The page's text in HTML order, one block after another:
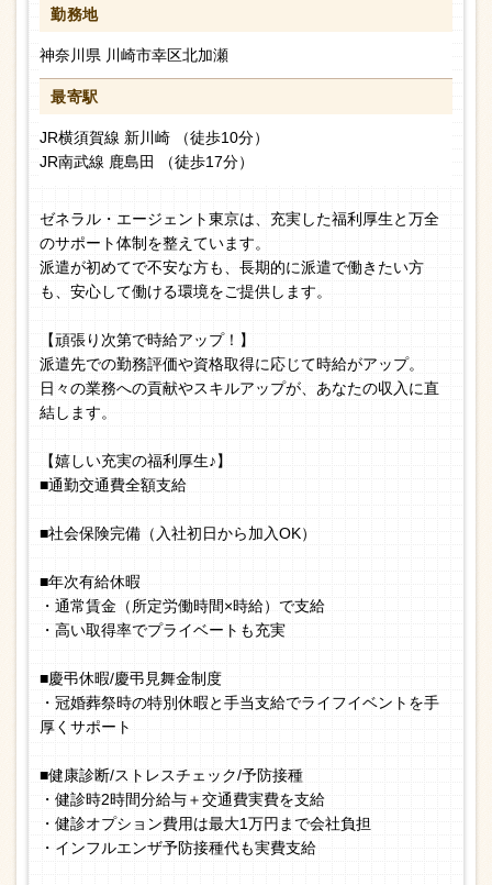
勤務地
神奈川県 川崎市幸区北加瀬
最寄駅
JR横須賀線 新川崎 （徒歩10分）
JR南武線 鹿島田 （徒歩17分）
ゼネラル・エージェント東京は、充実した福利厚生と万全
のサポート体制を整えています。
派遣が初めてで不安な方も、長期的に派遣で働きたい方
も、安心して働ける環境をご提供します。
【頑張り次第で時給アップ！】
派遣先での勤務評価や資格取得に応じて時給がアップ。
日々の業務への貢献やスキルアップが、あなたの収入に直
結します。
【嬉しい充実の福利厚生♪】
■通勤交通費全額支給
■社会保険完備（入社初日から加入OK）
■年次有給休暇
・通常賃金（所定労働時間×時給）で支給
・高い取得率でプライベートも充実
■慶弔休暇/慶弔見舞金制度
・冠婚葬祭時の特別休暇と手当支給でライフイベントを手
厚くサポート
■健康診断/ストレスチェック/予防接種
・健診時2時間分給与＋交通費実費を支給
・健診オプション費用は最大1万円まで会社負担
・インフルエンザ予防接種代も実費支給